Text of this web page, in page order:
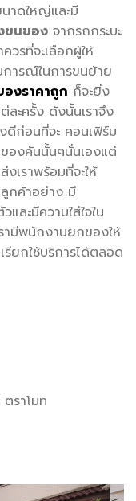
าดใหญ่และมี
ขนของ จากรถกระบะ
รที่จะเลือกผู้ให้
การณ์ในการขนย้าย
งราคาถูก ก็จะยิ่ง
ต่ละครั้ง ดังนั้นเราจึง
ดีก่อนที่จะ คอนเฟิร์ม
องคันนั้นๆนั่นเองแต่
เราพร้อมที่จะให้
กค้าอย่าง มี
ละมีความใส่ใจใน
ามีพนักงานยกของให้
ยกใช้บริการได้ตลอด
ราโมท